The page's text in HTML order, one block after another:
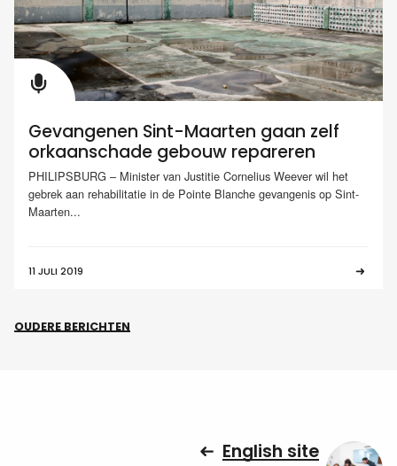
Gevangenen Sint-Maarten gaan zelf
orkaanschade gebouw repareren
PHILIPSBURG – Minister van Justitie Cornelius Weever wil het
gebrek aan rehabilitatie in de Pointe Blanche gevangenis op Sint-
Maarten...
11 JULI 2019
OUDERE BERICHTEN
English site